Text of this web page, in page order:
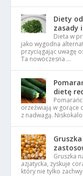
Diety
zasady
Dieta w
jako wygodna
przyciągając uwagę
Ta nowoczesna …
dietę
orzeźwiają w gorące
z nadwagą.
Gruszka
azjatycka, zyskuje
który nie tylko